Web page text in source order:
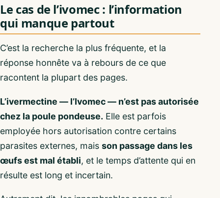
Le cas de l’ivomec : l’information
qui manque partout
C’est la recherche la plus fréquente, et la
réponse honnête va à rebours de ce que
racontent la plupart des pages.
L’ivermectine — l’Ivomec — n’est pas autorisée
chez la poule pondeuse. Elle est parfois
employée hors autorisation contre certains
parasites externes, mais son passage dans les
œufs est mal établi, et le temps d’attente qui en
résulte est long et incertain.